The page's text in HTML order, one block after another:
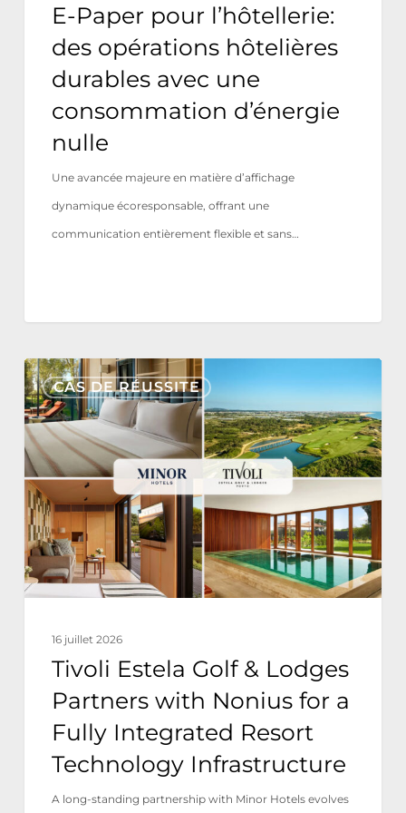
avec
consommation
d’énergie
nulle
E-Paper pour l’hôtellerie:
des opérations hôtelières
durables avec une
consommation d’énergie
nulle
Une avancée majeure en matière d’affichage
dynamique écoresponsable, offrant une
communication entièrement flexible et sans…
CAS DE RÉUSSITE
Tivoli
Estela
Golf
&
Lodges
Partners
with
Nonius
for
Integrated
Resort
Technology
Infrastructure
16 juillet 2026
Tivoli Estela Golf & Lodges
Partners with Nonius for a
Fully Integrated Resort
Technology Infrastructure
A long-standing partnership with Minor Hotels evolves